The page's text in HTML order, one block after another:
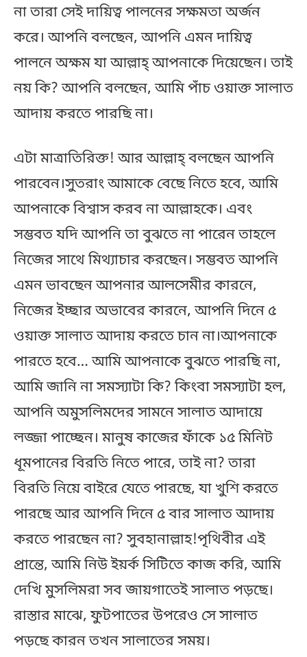
না তারা সেই দায়িত্ব পালনের সক্ষমতা অর্জন
করে। আপনি বলছেন, আপনি এমন দায়িত্ব
পালনে অক্ষম যা আল্লাহ্‌ আপনাকে দিয়েছেন। তাই
নয় কি? আপনি বলছেন, আমি পাঁচ ওয়াক্ত সালাত
আদায় করতে পারছি না।
এটা মাত্রাতিরিক্ত! আর আল্লাহ্‌ বলছেন আপনি
পারবেন।সুতরাং আমাকে বেছে নিতে হবে, আমি
আপনাকে বিশ্বাস করব না আল্লাহকে। এবং
সম্ভবত যদি আপনি তা বুঝতে না পারেন তাহলে
নিজের সাথে মিথ্যাচার করছেন। সম্ভবত আপনি
এমন ভাবছেন আপনার আলসেমীর কারনে,
নিজের ইচ্ছার অভাবের কারনে, আপনি দিনে ৫
ওয়াক্ত সালাত আদায় করতে চান না।আপনাকে
পারতে হবে… আমি আপনাকে বুঝতে পারছি না,
আমি জানি না সমস্যাটা কি? কিংবা সমস্যাটা হল,
আপনি অমুসলিমদের সামনে সালাত আদায়ে
লজ্জা পাচ্ছেন। মানুষ কাজের ফাঁকে ১৫ মিনিট
ধূমপানের বিরতি নিতে পারে, তাই না? তারা
বিরতি নিয়ে বাইরে যেতে পারছে, যা খুশি করতে
পারছে আর আপনি দিনে ৫ বার সালাত আদায়
করতে পারছেন না? সুবহানাল্লাহ!পৃথিবীর এই
প্রান্তে, আমি নিউ ইয়র্ক সিটিতে কাজ করি, আমি
দেখি মুসলিমরা সব জায়গাতেই সালাত পড়ছে।
রাস্তার মাঝে, ফুটপাতের উপরেও সে সালাত
পড়ছে কারন তখন সালাতের সময়।